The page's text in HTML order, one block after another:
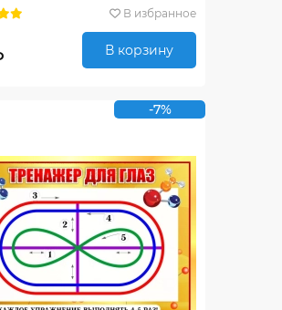
В избранное
В корзину
-7%